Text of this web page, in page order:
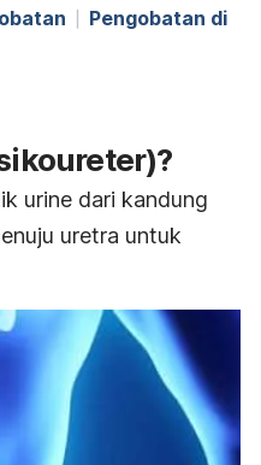
Pengobatan di
urine dari kandung
uretra untuk